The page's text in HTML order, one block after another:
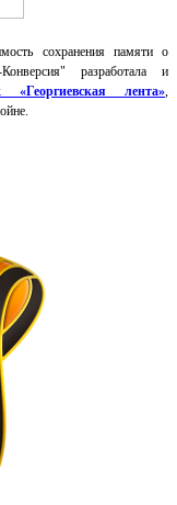
сохранения памяти о
разработала и
«Георгиевская лента»,